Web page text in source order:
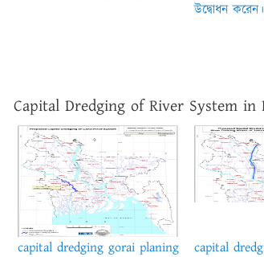
উদ্বোধন করেন।
Capital Dredging of River System in
capital dredging gorai planing
capital